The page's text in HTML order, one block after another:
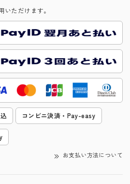
ただけます。
コンビニ決済・Pay-easy
お支払い方法について